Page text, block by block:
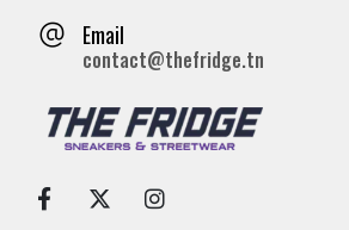
Email
contact@thefridge.tn